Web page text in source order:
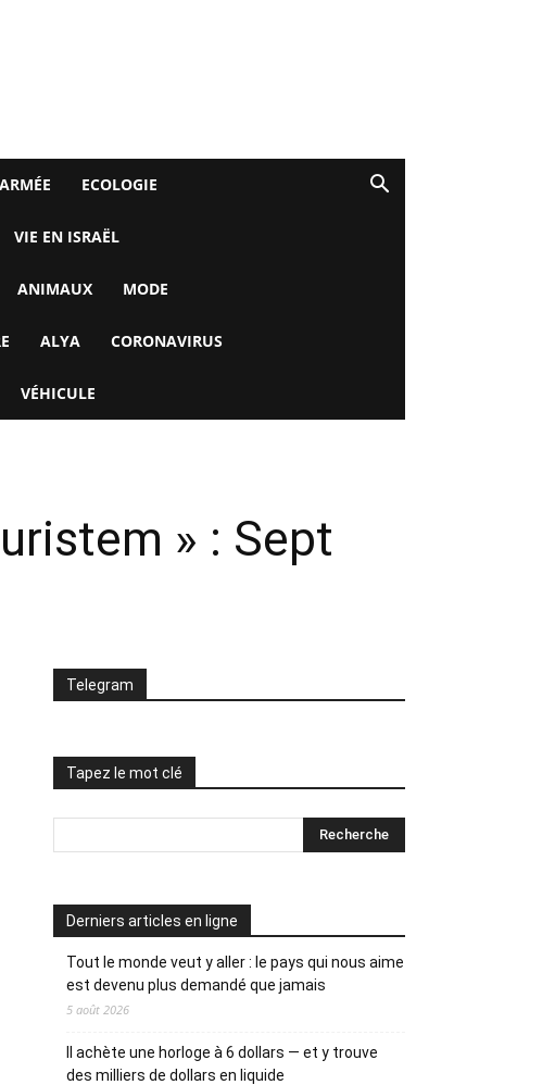
ECOLOGIE
VIE EN ISRAËL
ANIMAUX MODE
ALYA CORONAVIRUS
VÉHICULE
» : Sept
Telegram
Tapez le mot clé
Derniers articles en ligne
Tout le monde veut y aller : le pays qui nous aime
est devenu plus demandé que jamais
5 août 2026
Il achète une horloge à 6 dollars — et y trouve
des milliers de dollars en liquide